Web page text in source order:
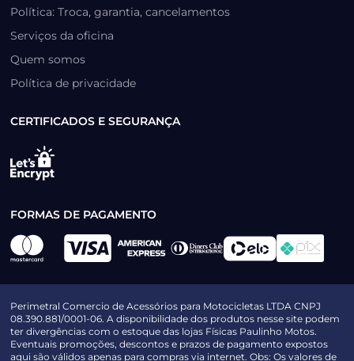
Política: Troca, garantia, cancelamentos
Serviços da oficina
Quem somos
Política de privacidade
CERTIFICADOS E SEGURANÇA
FORMAS DE PAGAMENTO
Perimetral Comercio de Acessórios para Motocicletas LTDA CNPJ
08.390.881/0001-06. A disponibilidade dos produtos nesse site podem
ter divergências com o estoque das lojas Físicas Paulinho Motos.
Eventuais promoções, descontos e prazos de pagamento expostos
aqui são válidos apenas para compras via internet. Obs: Os valores de